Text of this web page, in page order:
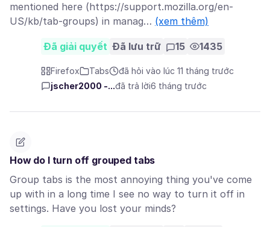
mentioned here (https://support.mozilla.org/en-
US/kb/tab-groups) in manag… (xem thêm)
Đã giải quyết Đã lưu trữ 15 1435
Firefox Tabs
đã hỏi vào lúc 11 tháng trước
jscher2000 -...đã trả lời6 tháng trước
How do I turn off grouped tabs
Group tabs is the most annoying thing you've come
up with in a long time I see no way to turn it off in
settings. Have you lost your minds?